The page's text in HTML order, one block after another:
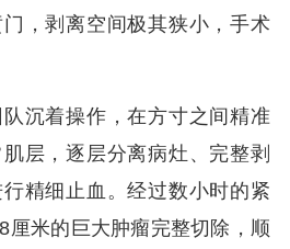
，剥离空间极其狭小，手术
沉着操作，在方寸之间精准
层，逐层分离病灶、完整剥
精细止血。经过数小时的紧
厘米的巨大肿瘤完整切除，顺